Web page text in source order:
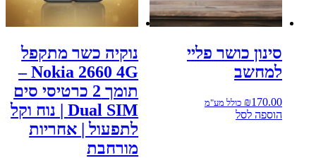
סינון כושר פליי
למחשב
₪170.00 כולל מע"מ
הוספה לסל
נוקיה כשר מתקפל
Nokia 2660 4G –
תומך 2 כרטיסי סים
Dual SIM | נוח וקל
לתפעול | אחריות
מורחבת